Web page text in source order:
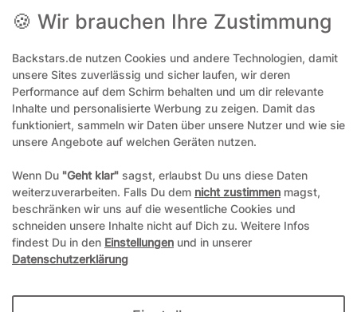
office@backstars.de
Wir antworten Ihnen schnellstmöglich. An Sonn- und Feiertagen kann
es evtl. zu Verzögerungen kommen.
07306 306239¹
Freitags am besten zwischen 8-12 Uhr
¹Telefonieren zum üblichen Ortstarif. Verbindugsgebühren für Anrufe
aus dem Mobilfunknetz können ggf. abweichen.
*Alle Preise inkl. gesetzl. Mehrwertsteuer und ggf. zzgl.
🍪 Wir brauchen Ihre Zustimmung
Backstars.de nutzen Cookies und andere Technologien, damit
unsere Sites zuverlässig und sicher laufen, wir deren
Performance auf dem Schirm behalten und um dir relevante
Inhalte und personalisierte Werbung zu zeigen. Damit das
funktioniert, sammeln wir Daten über unsere Nutzer und wie sie
unsere Angebote auf welchen Geräten nutzen.
Wenn Du "Geht klar" sagst, erlaubst Du uns diese Daten
weiterzuverarbeiten. Falls Du dem nicht zustimmen magst,
beschränken wir uns auf die wesentliche Cookies und
schneiden unsere Inhalte nicht auf Dich zu. Weitere Infos
findest Du in den Einstellungen und in unserer
Datenschutzerklärung